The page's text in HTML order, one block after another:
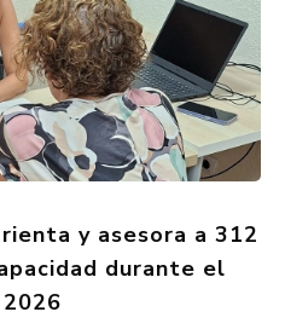
y asesora a 312
durante el